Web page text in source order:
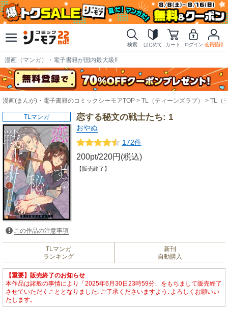
検索 はじめて カート ログイン 会員登録
漫画（マンガ）・電子書籍が国内最大級!!
漫画(まんが)・電子書籍のコミックシーモアTOP TL（ティーンズラブ） TL（
恋する秘文の戦士たち: 1
おやぬ
172件
200pt/220円(税込)
【販売終了】
TLマンガ
この作品の注意事項
TLマンガ
ランキング
新刊
自動購入
【重要】販売終了のお知らせ
本作品は諸般の事情により「2025年6月30日23時59分」をもちまして販売終了
させていただくこととなりました｡ご了承くださいますよう､よろしくお願いい
たします｡